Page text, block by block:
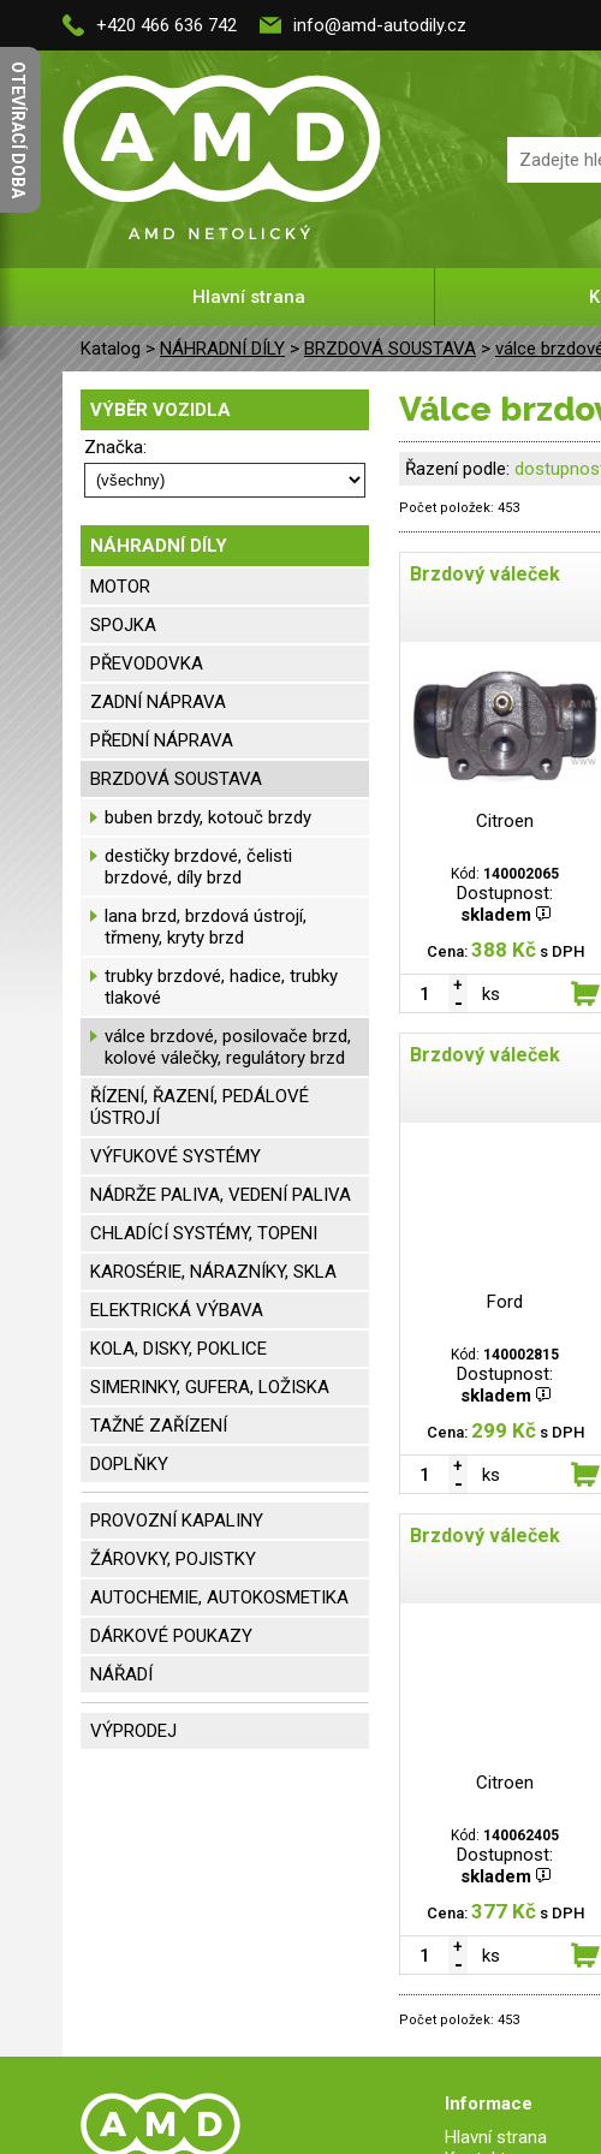
OTEVÍRACÍ DOBA
+420 466 636 742 info@amd-autodily.cz
Hlavní strana
Katalog > NÁHRADNÍ DÍLY > BRZDOVÁ SOUSTAVA > válce
VÝBĚR VOZIDLA
Značka:
NÁHRADNÍ DÍLY
MOTOR
SPOJKA
PŘEVODOVKA
ZADNÍ NÁPRAVA
PŘEDNÍ NÁPRAVA
BRZDOVÁ SOUSTAVA
buben brzdy, kotouč brzdy
destičky brzdové, čelisti
brzdové, díly brzd
lana brzd, brzdová ústrojí,
třmeny, kryty brzd
trubky brzdové, hadice, trubky
tlakové
válce brzdové, posilovače brzd,
kolové válečky, regulátory brzd
ŘÍZENÍ, ŘAZENÍ, PEDÁLOVÉ
ÚSTROJÍ
VÝFUKOVÉ SYSTÉMY
NÁDRŽE PALIVA, VEDENÍ PALIVA
CHLADÍCÍ SYSTÉMY, TOPENI
KAROSÉRIE, NÁRAZNÍKY, SKLA
ELEKTRICKÁ VÝBAVA
KOLA, DISKY, POKLICE
SIMERINKY, GUFERA, LOŽISKA
TAŽNÉ ZAŘÍZENÍ
DOPLŇKY
PROVOZNÍ KAPALINY
ŽÁROVKY, POJISTKY
AUTOCHEMIE, AUTOKOSMETIKA
DÁRKOVÉ POUKAZY
NÁŘADÍ
VÝPRODEJ
válce
Řazení podle:
Počet položek: 453
Brzdový váleček
Citroen
Kód: 140002065
Dostupnost:
skladem
Cena: 388 Kčs DPH
ks
Brzdový váleček
Ford
Kód: 140002815
Dostupnost:
skladem
Cena: 299 Kčs DPH
ks
Brzdový váleček
Citroen
Kód: 140062405
Dostupnost:
skladem
Cena: 377 Kčs DPH
ks
Počet položek: 453
Informace
Hlavní strana